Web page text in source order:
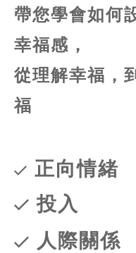
帶您學會如何
幸福感，
從理解幸福，
福
正向情緒
投入
人際關係